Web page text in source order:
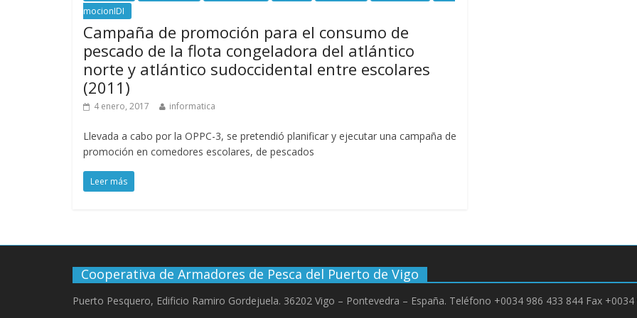
mocionIDI
Campaña de promoción para el consumo de
pescado de la flota congeladora del atlántico
norte y atlántico sudoccidental entre escolares
(2011)
4 enero, 2017 informatica
Llevada a cabo por la OPPC-3, se pretendió planificar y ejecutar una campaña de
promoción en comedores escolares, de pescados
Leer más
Cooperativa de Armadores de Pesca del Puerto de Vigo
Puerto Pesquero, Edificio Ramiro Gordejuela. 36202 Vigo – Pontevedra – España. Teléfono +0034 986 433 844 Fax